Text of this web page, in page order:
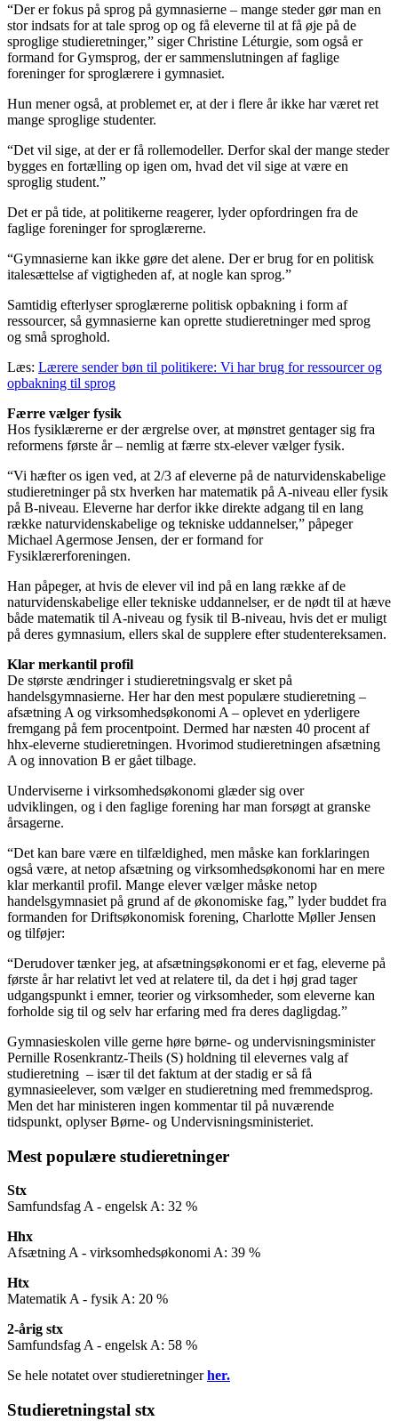
“Der er fokus på sprog på gymnasierne – mange steder gør man en
stor indsats for at tale sprog op og få eleverne til at få øje på de
sproglige studieretninger,” siger Christine Léturgie, som også er
formand for Gymsprog, der er sammenslutningen af faglige
foreninger for sproglærere i gymnasiet.
Hun mener også, at problemet er, at der i flere år ikke har været ret
mange sproglige studenter.
“Det vil sige, at der er få rollemodeller. Derfor skal der mange steder
bygges en fortælling op igen om, hvad det vil sige at være en
sproglig student.”
Det er på tide, at politikerne reagerer, lyder opfordringen fra de
faglige foreninger for sproglærerne.
“Gymnasierne kan ikke gøre det alene. Der er brug for en politisk
italesættelse af vigtigheden af, at nogle kan sprog.”
Samtidig efterlyser sproglærerne politisk opbakning i form af
ressourcer, så gymnasierne kan oprette studieretninger med sprog
og små sproghold.
Læs: Lærere sender bøn til politikere: Vi har brug for ressourcer og
opbakning til sprog
Færre vælger fysik
Hos fysiklærerne er der ærgrelse over, at mønstret gentager sig fra
reformens første år – nemlig at færre stx-elever vælger fysik.
“Vi hæfter os igen ved, at 2/3 af eleverne på de naturvidenskabelige
studieretninger på stx hverken har matematik på A-niveau eller fysik
på B-niveau. Eleverne har derfor ikke direkte adgang til en lang
række naturvidenskabelige og tekniske uddannelser,” påpeger
Michael Agermose Jensen, der er formand for
Fysiklærerforeningen.
Han påpeger, at hvis de elever vil ind på en lang række af de
naturvidenskabelige eller tekniske uddannelser, er de nødt til at hæve
både matematik til A-niveau og fysik til B-niveau, hvis det er muligt
på deres gymnasium, ellers skal de supplere efter studentereksamen.
Klar merkantil profil
De største ændringer i studieretningsvalg er sket på
handelsgymnasierne. Her har den mest populære studieretning –
afsætning A og virksomhedsøkonomi A – oplevet en yderligere
fremgang på fem procentpoint. Dermed har næsten 40 procent af
hhx-eleverne studieretningen. Hvorimod studieretningen afsætning
A og innovation B er gået tilbage.
Underviserne i virksomhedsøkonomi glæder sig over
udviklingen, og i den faglige forening har man forsøgt at granske
årsagerne.
“Det kan bare være en tilfældighed, men måske kan forklaringen
også være, at netop afsætning og virksomhedsøkonomi har en mere
klar merkantil profil. Mange elever vælger måske netop
handelsgymnasiet på grund af de økonomiske fag,” lyder buddet fra
formanden for Driftsøkonomisk forening, Charlotte Møller Jensen
og tilføjer:
“Derudover tænker jeg, at afsætningsøkonomi er et fag, eleverne på
første år har relativt let ved at relatere til, da det i høj grad tager
udgangspunkt i emner, teorier og virksomheder, som eleverne kan
forholde sig til og selv har erfaring med fra deres dagligdag.”
Gymnasieskolen ville gerne høre børne- og undervisningsminister
Pernille Rosenkrantz-Theils (S) holdning til elevernes valg af
studieretning – især til det faktum at der stadig er så få
gymnasieelever, som vælger en studieretning med fremmedsprog.
Men det har ministeren ingen kommentar til på nuværende
tidspunkt, oplyser Børne- og Undervisningsministeriet.
Mest populære studieretninger
Stx
Samfundsfag A - engelsk A: 32 %
Hhx
Afsætning A - virksomhedsøkonomi A: 39 %
Htx
Matematik A - fysik A: 20 %
2-årig stx
Samfundsfag A - engelsk A: 58 %
Se hele notatet over studieretningerher.
Studieretningstal stx